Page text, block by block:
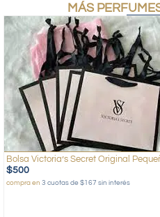
MÁS
Bolsa Victoria’s Secret Original
$500
compra en 3 cuotas de $167 sin interés